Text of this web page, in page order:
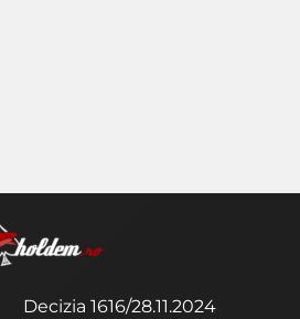
Decizia 1616/28.11.2024